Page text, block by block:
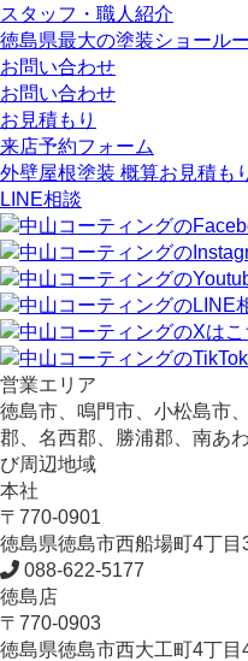
スタッフ・職人紹介
徳島県最大の塗装ショール
お問い合わせ
お問い合わせ
お見積もり
来店予約フォーム
外壁屋根塗装 概算お見積も
LINE相談
営業エリア
徳島市、鳴門市、小松島市
郡、名西郡、勝浦郡、南あ
び周辺地域
本社
〒770-0901
徳島県徳島市西船場町4丁目
088-622-5177
徳島店
〒770-0903
徳島県徳島市西大工町4丁目